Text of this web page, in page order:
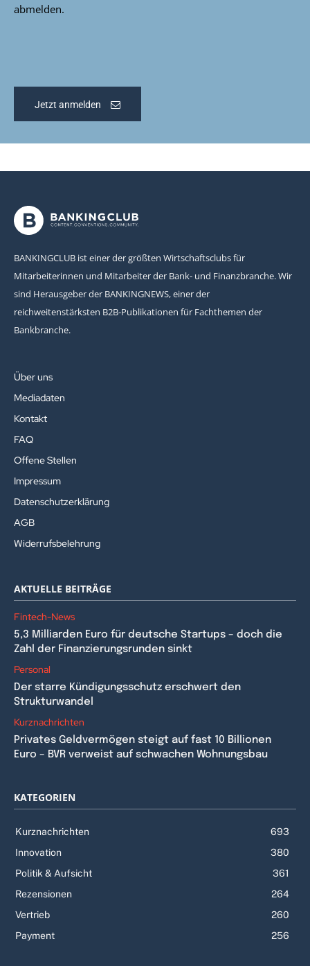
abmelden.
Jetzt anmelden
BANKINGCLUB ist einer der größten Wirtschaftsclubs für
Mitarbeiterinnen und Mitarbeiter der Bank- und Finanzbranche. Wir
sind Herausgeber der BANKINGNEWS, einer der
reichweitenstärksten B2B-Publikationen für Fachthemen der
Bankbranche.
Über uns
Mediadaten
Kontakt
FAQ
Offene Stellen
Impressum
Datenschutzerklärung
AGB
Widerrufsbelehrung
AKTUELLE BEITRÄGE
Fintech-News
5,3 Milliarden Euro für deutsche Startups – doch die
Zahl der Finanzierungsrunden sinkt
Personal
Der starre Kündigungsschutz erschwert den
Strukturwandel
Kurznachrichten
Privates Geldvermögen steigt auf fast 10 Billionen
Euro – BVR verweist auf schwachen Wohnungsbau
KATEGORIEN
Kurznachrichten
693
Innovation
380
Politik & Aufsicht
361
Rezensionen
264
Vertrieb
260
Payment
256